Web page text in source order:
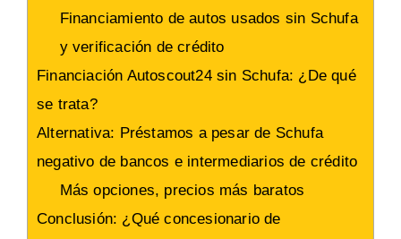
Financiamiento de autos usados sin Schufa
y verificación de crédito
Financiación Autoscout24 sin Schufa: ¿De qué
se trata?
Alternativa: Préstamos a pesar de Schufa
negativo de bancos e intermediarios de crédito
Más opciones, precios más baratos
Conclusión: ¿Qué concesionario de